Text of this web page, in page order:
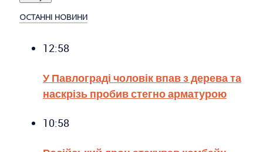
ОСТАННІ НОВИНИ
12:58
У Павлограді чоловік впав з дерева та
наскрізь пробив стегно арматурою
10:58